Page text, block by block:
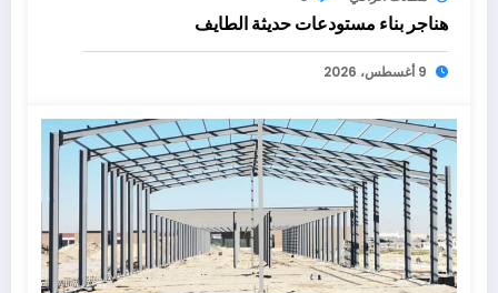
هناجر بناء مستودعات حديثة الطايف
9 أغسطس، 2026